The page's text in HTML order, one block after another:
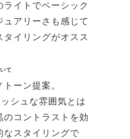
ライトでベーシック
ュアリーさも感じて
タイリングがオスス
て
ーン提案。
シュな雰囲気とは
のコントラストを効
なスタイリングで